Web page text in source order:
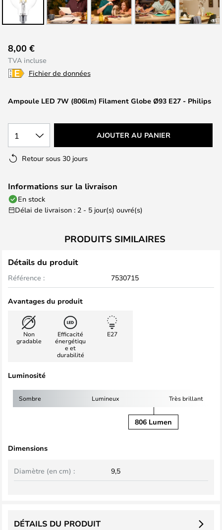
to
the
beginning
the
gallery
Ampoule LED 7W (806lm) Filament Globe Ø93 E27 - Philips
8,00 €
TVA incluse
Fichier de données
1 AJOUTER AU PANIER
Retour sous 30 jours
Informations sur la livraison
En stock
Délai de livraison : 2 - 5 jour(s) ouvré(s)
PRODUITS SIMILAIRES
Détails du produit
Référence : 7530715
Avantages du produit
Non
gradable
Efficacité
énergétiqu
e et
durabilité
E27
Luminosité
Sombre Lumineux Très brillant
806 Lumen
Dimensions
Diamètre (en cm) : 9,5
DÉTAILS DU PRODUIT